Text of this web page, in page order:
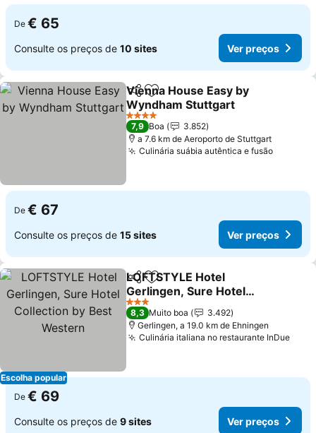
De € 65
Consulte os preços de 10 sites Ver preços
PartilharAdicionar aos favoritos
Vienna House Easy by
Wyndham Stuttgart
4 Estrelas
7,9 Boa
3.852
a 7.6 km de Aeroporto de Stuttgart
Culinária suábia autêntica e fusão
De € 67
Consulte os preços de 15 sites Ver preços
Escolha popular
PartilharAdicionar aos favoritos
LOFTSTYLE Hotel
Gerlingen, Sure Hotel
Collection by Best
Western
3 Estrelas
8,3 Muito boa
3.492
Gerlingen, a 19.0 km de Ehningen
Culinária italiana no restaurante InDue
De € 69
Consulte os preços de 9 sites Ver preços